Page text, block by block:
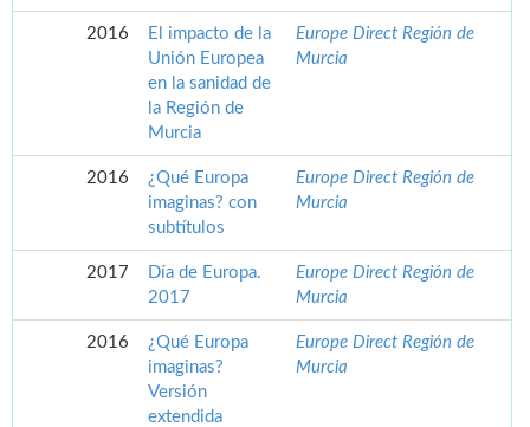
2016
El impacto de la
Unión Europea
en la sanidad de
la Región de
Murcia
Europe Direct Región de
Murcia
2016
¿Qué Europa
imaginas? con
subtítulos
Europe Direct Región de
Murcia
2017
Día de Europa.
2017
Europe Direct Región de
Murcia
2016
¿Qué Europa
imaginas?
Versión
extendida
Europe Direct Región de
Murcia